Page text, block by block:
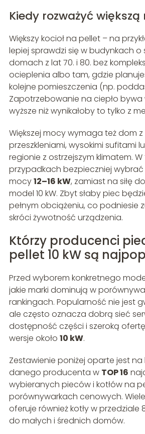
Kiedy rozważyć większą
Większy kocioł na pellet – na
lepiej sprawdzi się w budynkach o
domach z lat 70. i 80. bez
ocieplenia albo tam, gdzie
kolejne pomieszczenia (np.
Zapotrzebowanie na ciepło
wyższe niż wynikałoby to tylko z
Większej mocy wymaga też dom z
przeszkleniami, wysokimi sufitami
regionie z ostrzejszym klimatem.
przypadkach bezpieczniej wybrać
mocy12–16 kW, zamiast na siłę
model 10 kW. Zbyt słaby piec
pełnym obciążeniu, co podniesie
skróci żywotność urządzenia.
Którzy producenci
pellet 10 kW są
Przed wyborem konkretnego
jakie marki dominują w
rankingach. Popularność nie jest
ale często oznacza dobrą sieć
dostępność części i szeroką
wersje około 10 kW.
Zestawienie poniżej oparte jest
danego producenta w TOP 16
wybieranych pieców i kotłów na
porównywarkach cenowych.
oferuje również kotły w przedziale
do małych i średnich domów.